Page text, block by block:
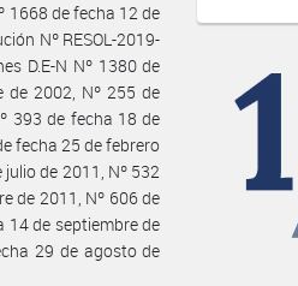
1668 de fecha 12 de
Nº RESOL-2019-
D.E-N Nº 1380 de
de 2002, Nº 255 de
393 de fecha 18 de
fecha 25 de febrero
de 2011, Nº 532
de 2011, Nº 606 de
14 de septiembre de
29 de agosto de